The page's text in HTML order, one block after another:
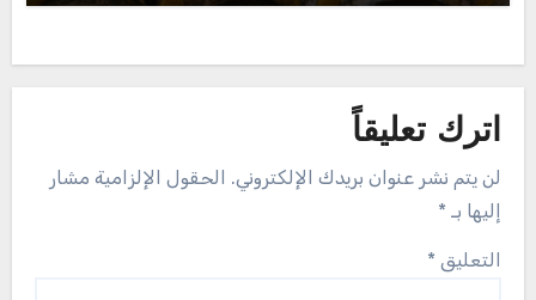
اترك تعليقاً
لن يتم نشر عنوان بريدك الإلكتروني. الحقول الإلزامية مشار
إليها بـ *
التعليق *